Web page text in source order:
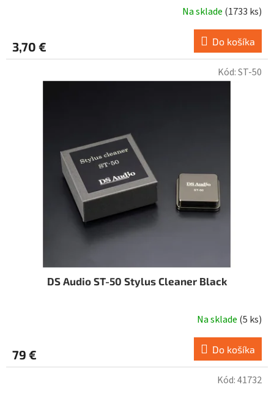
Na sklade (1733 ks)
3,70 € Do košíka
DS Audio ST-50 Stylus Cleaner Black
Na sklade (5 ks)
79 € Do košíka
Kód:ST-50
Kód:41732